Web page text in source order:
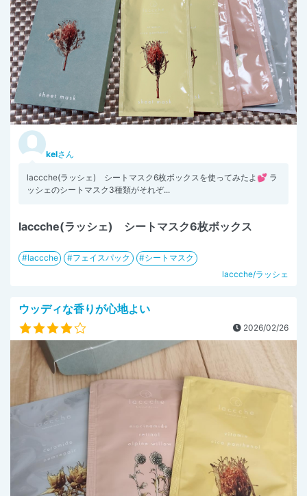
kelさん
laccche(ラッシェ) シートマスク6枚ボックスを使ってみたよ💕 ラ
ッシェのシートマスク3種類がそれぞ...
laccche(ラッシェ) シートマスク6枚ボックス
laccche フェイスパック
シートマスク
laccche/ラッシェ
ウッディな香りが心地よい
2026/02/26